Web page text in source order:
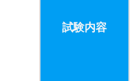
試験内容